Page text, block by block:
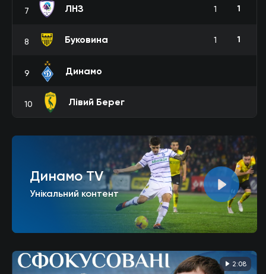
7 ЛНЗ 1 1
8 Буковина 1 1
9 Динамо
10 Лівий Берег
Динамо TV
Унікальний контент
2:08